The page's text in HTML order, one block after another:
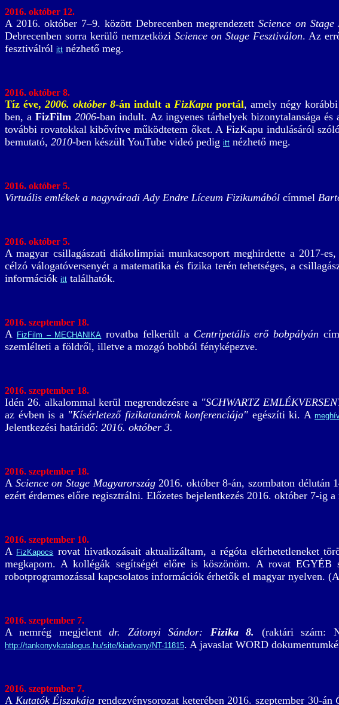
2016. október 12.
A 2016. október 7–9. között Debrecenben megrendezettScience on Stage
Debrecenben sorra kerülő nemzetközi Science on Stage Fesztiválon. Az
fesztiválról itt nézhető meg.
2016. október 8.
Tíz éve,2006. október 8-án indult a FizKapu portál, amely négy
ben, a FizFilm 2006-ban indult. Az ingyenes tárhelyek bizonytalansága
további rovatokkal kibővítve működtetem őket. A FizKapu indulásáról
bemutató, 2010-ben készült YouTube videó pedig itt nézhető meg.
2016. október 5.
Virtuális emlékek a nagyváradi Ady Endre Líceum Fizikumából címmel
2016. október 5.
A magyar csillagászati diákolimpiai munkacsoport meghirdette a 2017-
célzó válogatóversenyét a matematika és fizika terén tehetséges, a
információk itt találhatók.
2016. szeptember 18.
A FizFilm – MECHANIKA rovatba felkerült a Centripetális erő bobpályán
szemlélteti a földről, illetve a mozgó bobból fényképezve.
2016. szeptember 18.
Idén 26. alkalommal kerül megrendezésre a "SCHWARTZ
az évben is a "Kísérletező fizikatanárok konferenciája" egészíti ki. A
Jelentkezési határidő: 2016. október 3.
2016. szeptember 18.
A Science on Stage Magyarország2016. október 8-án, szombaton délután
ezért érdemes előre regisztrálni. Előzetes bejelentkezés 2016. október 7-ig
2016. szeptember 10.
A FizKapocs rovat hivatkozásait aktualizáltam, a régóta elérhetetleneket
megkapom. A kollégák segítségét előre is köszönöm. A rovat EGYÉB
robotprogramozással kapcsolatos információk érhetők el magyar nyelven.
2016. szeptember 7.
A nemrég megjelentdr. Zátonyi Sándor: Fizika 8. (raktári szám:
http://tankonyvkatalogus.hu/site/kiadvany/NT-11815. A javaslat WORD
2016. szeptember 7.
A Kutatók Éjszakája rendezvénysorozat keterében 2016. szeptember 30-án